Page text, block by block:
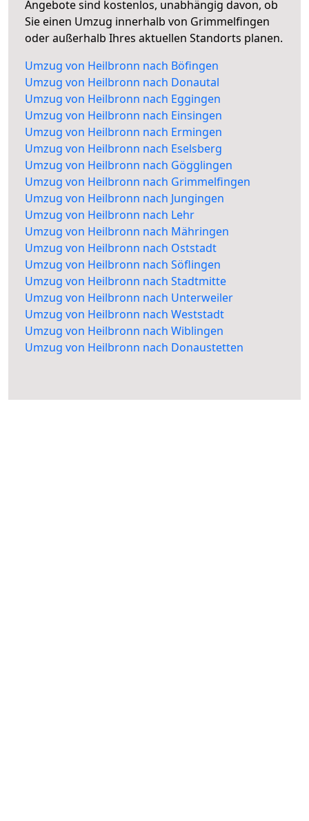
Angebote sind kostenlos, unabhängig davon, ob
Sie einen Umzug innerhalb von Grimmelfingen
oder außerhalb Ihres aktuellen Standorts planen.
Umzug von Heilbronn nach Böfingen
Umzug von Heilbronn nach Donautal
Umzug von Heilbronn nach Eggingen
Umzug von Heilbronn nach Einsingen
Umzug von Heilbronn nach Ermingen
Umzug von Heilbronn nach Eselsberg
Umzug von Heilbronn nach Gögglingen
Umzug von Heilbronn nach Grimmelfingen
Umzug von Heilbronn nach Jungingen
Umzug von Heilbronn nach Lehr
Umzug von Heilbronn nach Mähringen
Umzug von Heilbronn nach Oststadt
Umzug von Heilbronn nach Söflingen
Umzug von Heilbronn nach Stadtmitte
Umzug von Heilbronn nach Unterweiler
Umzug von Heilbronn nach Weststadt
Umzug von Heilbronn nach Wiblingen
Umzug von Heilbronn nach Donaustetten